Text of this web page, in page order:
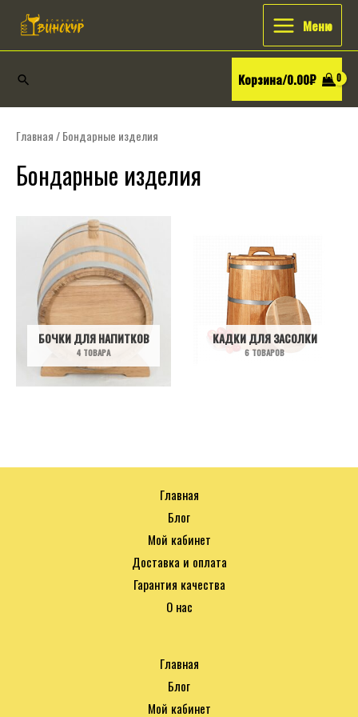
Перейти
содержимому
Main
Menu
Меню
Поиск Корзина/0.00₽
Главная/ Бондарные изделия
Бондарные изделия
БОЧКИ ДЛЯ НАПИТКОВ
4 ТОВАРА
КАДКИ ДЛЯ ЗАСОЛКИ
6 ТОВАРОВ
Главная
Блог
Мой кабинет
Доставка и оплата
Гарантия качества
О нас
Главная
Блог
Мой кабинет
Искать: